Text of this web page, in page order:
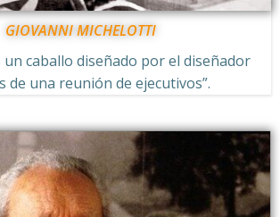
GIOVANNI MICHELOTTI
un caballo diseñado por el diseñador
de una reunión de ejecutivos”.